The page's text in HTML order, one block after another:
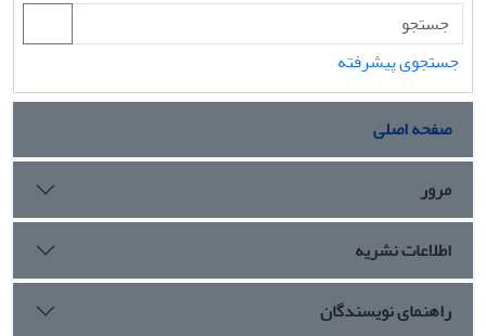
جستجوی پیشرفته
صفحه اصلی
مرور
اطلاعات نشریه
راهنمای نویسندگان